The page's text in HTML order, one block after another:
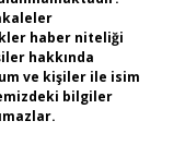
haber niteliği
hakkında
ve kişiler ile isim
bilgiler